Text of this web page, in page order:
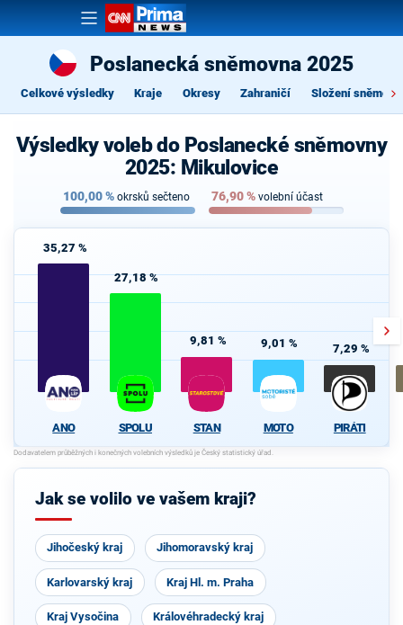
Poslanecká sněmovna 2025
Celkové výsledky Kraje Okresy Zahraničí Složení
Výsledky voleb do Poslanecké sněmovny
2025: Mikulovice
100,00% okrsků sečteno 76,90% volební účast
35,27 %
ANO
27,18 %
SPOLU
9,81 %
STAN
9,01 %
MOTO
7,29 %
PIRÁTI
Jak se volilo ve vašem kraji?
Jihočeský kraj Jihomoravský kraj
Karlovarský kraj Kraj Hl. m. Praha
Kraj Vysočina Královéhradecký kraj